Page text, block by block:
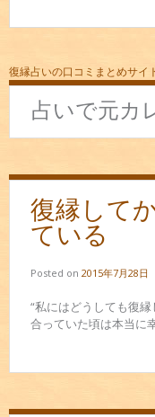
復縁占いの口コミまとめサイ
占いで元カ
復縁して
ている
Posted on 2015年7月28日
“私にはどうしても復
合っていた頃は本当に